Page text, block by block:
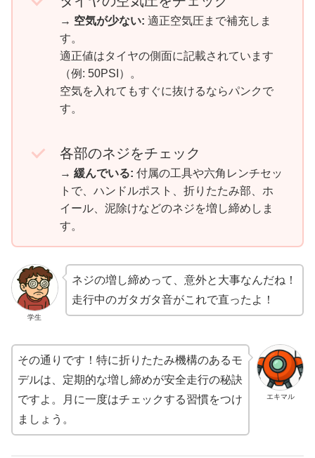
→ 空気が少ない: 適正空気圧まで補充しま
す。
適正値はタイヤの側面に記載されています
（例: 50PSI）。
空気を入れてもすぐに抜けるならパンクで
す。
各部のネジをチェック
→緩んでいる: 付属の工具や六角レンチセッ
トで、ハンドルポスト、折りたたみ部、ホ
イール、泥除けなどのネジを増し締めしま
す。
学生
ネジの増し締めって、意外と大事なんだね！
走行中のガタガタ音がこれで直ったよ！
エキマル
その通りです！特に折りたたみ機構のあるモ
デルは、定期的な増し締めが安全走行の秘訣
ですよ。月に一度はチェックする習慣をつけ
ましょう。